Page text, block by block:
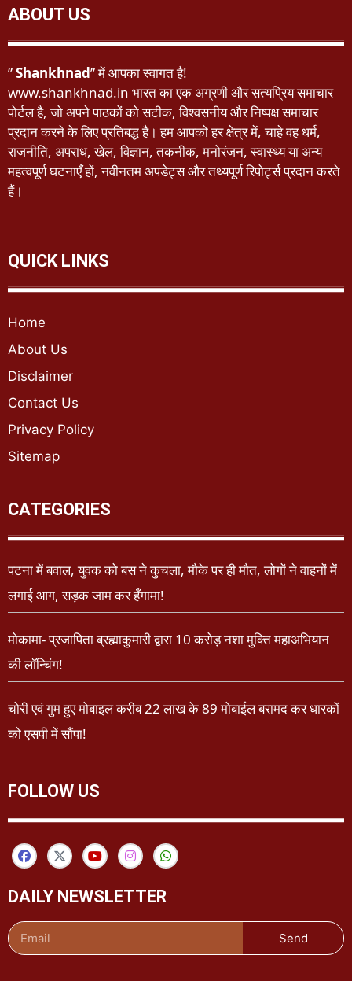
ABOUT US
”Shankhnad” में आपका स्वागत है!
www.shankhnad.in भारत का एक अग्रणी और सत्यप्रिय समाचार
पोर्टल है, जो अपने पाठकों को सटीक, विश्वसनीय और निष्पक्ष समाचार
प्रदान करने के लिए प्रतिबद्ध है। हम आपको हर क्षेत्र में, चाहे वह धर्म,
राजनीति, अपराध, खेल, विज्ञान, तकनीक, मनोरंजन, स्वास्थ्य या अन्य
महत्वपूर्ण घटनाएँ हों, नवीनतम अपडेट्स और तथ्यपूर्ण रिपोर्ट्स प्रदान करते
हैं।
QUICK LINKS
Home
About Us
Disclaimer
Contact Us
Privacy Policy
Sitemap
CATEGORIES
पटना में बवाल, युवक को बस ने कुचला, मौके पर ही मौत, लोगों ने वाहनों में
लगाई आग, सड़क जाम कर हँगामा!
मोकामा- प्रजापिता ब्रह्माकुमारी द्वारा 10 करोड़ नशा मुक्ति महाअभियान
की लॉन्चिंग!
चोरी एवं गुम हुए मोबाइल करीब 22 लाख के 89 मोबाईल बरामद कर धारकों
को एसपी में सौंपा!
FOLLOW US
DAILY NEWSLETTER
Send